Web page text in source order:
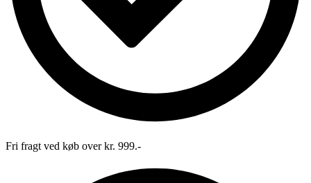
Fri fragt ved køb over kr. 999.-